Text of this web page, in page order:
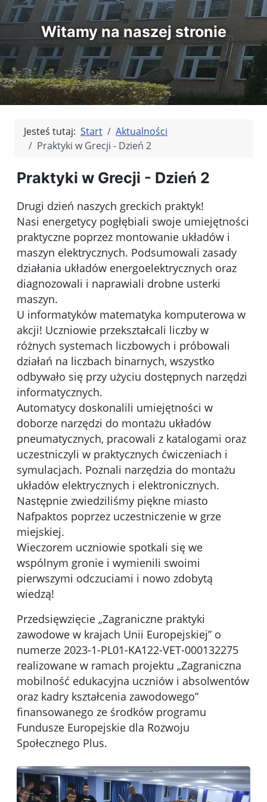
Witamy na naszej stronie
Jesteś tutaj: Start
Aktualności
Praktyki w Grecji - Dzień 2
Praktyki w Grecji - Dzień 2
Drugi dzień naszych greckich praktyk!
Nasi energetycy pogłębiali swoje umiejętności
praktyczne poprzez montowanie układów i
maszyn elektrycznych. Podsumowali zasady
działania układów energoelektrycznych oraz
diagnozowali i naprawiali drobne usterki
maszyn.
U informatyków matematyka komputerowa w
akcji! Uczniowie przekształcali liczby w
różnych systemach liczbowych i próbowali
działań na liczbach binarnych, wszystko
odbywało się przy użyciu dostępnych narzędzi
informatycznych.
Automatycy doskonalili umiejętności w
doborze narzędzi do montażu układów
pneumatycznych, pracowali z katalogami oraz
uczestniczyli w praktycznych ćwiczeniach i
symulacjach. Poznali narzędzia do montażu
układów elektrycznych i elektronicznych.
Następnie zwiedziliśmy piękne miasto
Nafpaktos poprzez uczestniczenie w grze
miejskiej.
Wieczorem uczniowie spotkali się we
wspólnym gronie i wymienili swoimi
pierwszymi odczuciami i nowo zdobytą
wiedzą!
Przedsięwzięcie „Zagraniczne praktyki
zawodowe w krajach Unii Europejskiej” o
numerze 2023-1-PL01-KA122-VET-000132275
realizowane w ramach projektu „Zagraniczna
mobilność edukacyjna uczniów i absolwentów
oraz kadry kształcenia zawodowego”
finansowanego ze środków programu
Fundusze Europejskie dla Rozwoju
Społecznego Plus.